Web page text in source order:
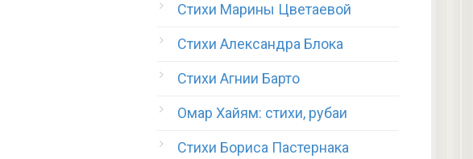
Стихи Марины Цветаевой
Стихи Александра Блока
Стихи Агнии Барто
Омар Хайям: стихи, рубаи
Стихи Бориса Пастернака